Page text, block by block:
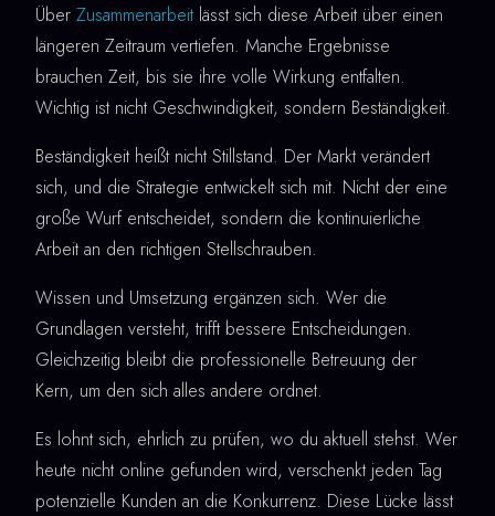
Über Zusammenarbeit lässt sich diese Arbeit über einen
längeren Zeitraum vertiefen. Manche Ergebnisse
brauchen Zeit, bis sie ihre volle Wirkung entfalten.
Wichtig ist nicht Geschwindigkeit, sondern Beständigkeit.
Beständigkeit heißt nicht Stillstand. Der Markt verändert
sich, und die Strategie entwickelt sich mit. Nicht der eine
große Wurf entscheidet, sondern die kontinuierliche
Arbeit an den richtigen Stellschrauben.
Wissen und Umsetzung ergänzen sich. Wer die
Grundlagen versteht, trifft bessere Entscheidungen.
Gleichzeitig bleibt die professionelle Betreuung der
Kern, um den sich alles andere ordnet.
Es lohnt sich, ehrlich zu prüfen, wo du aktuell stehst. Wer
heute nicht online gefunden wird, verschenkt jeden Tag
potenzielle Kunden an die Konkurrenz. Diese Lücke lässt